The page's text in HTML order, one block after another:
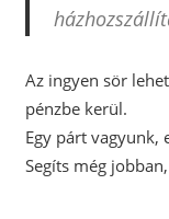
Az ingyen sör
pénzbe kerül.
Egy párt vagyunk,
Segíts még